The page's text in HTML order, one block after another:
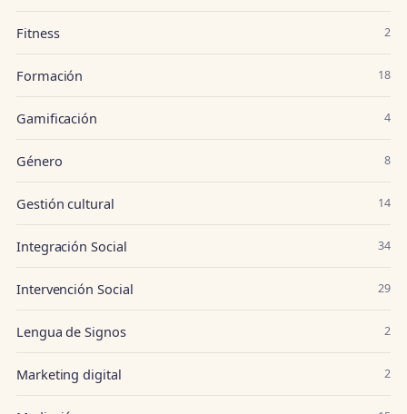
Fitness 2
Formación 18
Gamificación 4
Género 8
Gestión cultural 14
Integración Social 34
Intervención Social 29
Lengua de Signos 2
Marketing digital 2